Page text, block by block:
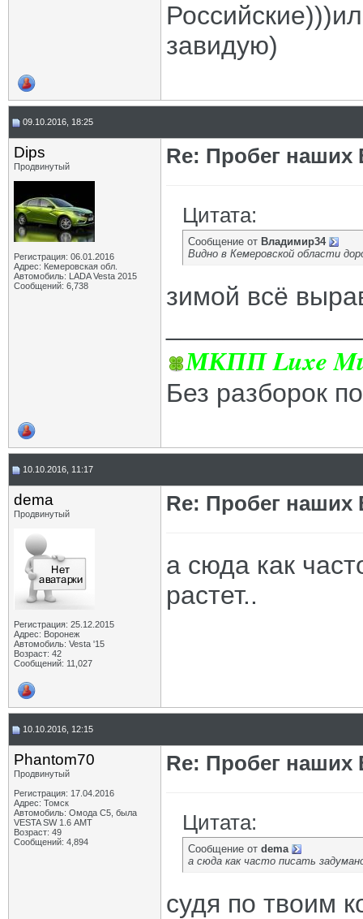
завидую)
09.10.2016, 18:25
Dips
Продвинутый
Регистрация: 06.01.2016
Адрес: Кемеровская обл.
Автомобиль: LADA Vesta 2015
Сообщений: 6,738
Re: Пробег наших
Цитата:
Сообщение от Владимир34
Видно в Кемеровской области
зимой всё
МКПП Luxe
Без разборок
10.10.2016, 11:17
dema
Продвинутый
Регистрация: 25.12.2015
Адрес: Воронеж
Автомобиль: Vesta '15
Возраст: 42
Сообщений: 11,027
Re: Пробег наших
а сюда как
растет..
10.10.2016, 12:15
Phantom70
Продвинутый
Регистрация: 17.04.2016
Адрес: Томск
Автомобиль: Омода С5, была
VESTA SW 1.6 АМТ
Возраст: 49
Сообщений: 4,894
Re: Пробег наших
Цитата:
Сообщение от dema
а сюда как часто писать
судя по твоим